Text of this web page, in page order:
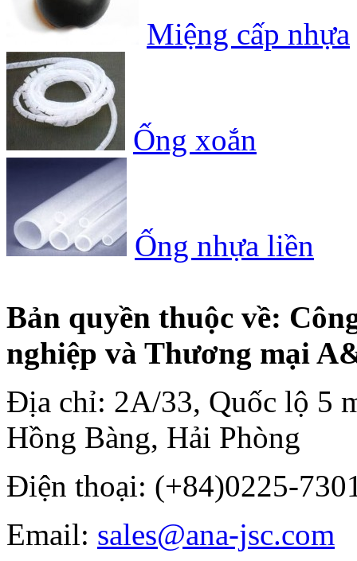
Miệng cấp nhựa
Ống xoắn
Ống nhựa liền
Bản quyền thuộc về:
nghiệp và Thương mại
Địa chỉ: 2A/33, Quốc lộ 5
Hồng Bàng, Hải Phòng
Điện thoại: (+84)0225-
Email: sales@ana-jsc.com